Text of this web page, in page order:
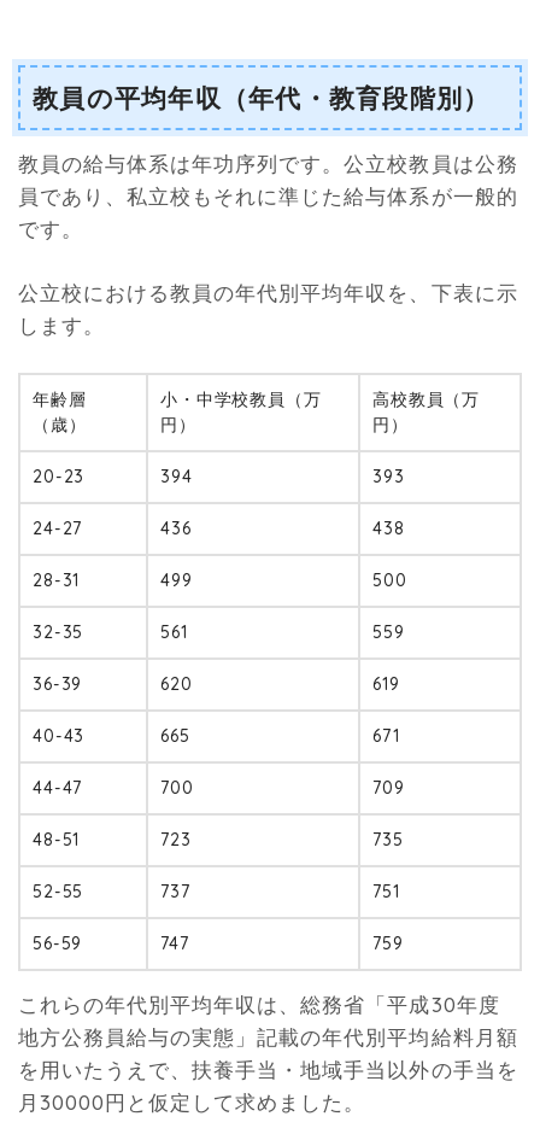
教員の平均年収（年代・教育段階別）
教員の給与体系は年功序列です。公立校教員は公務
員であり、私立校もそれに準じた給与体系が一般的
です。
公立校における教員の年代別平均年収を、下表に示
します。
年齢層
（歳）
小・中学校教員（万
円）
高校教員（万
円）
20-23 394 393
24-27 436 438
28-31 499 500
32-35 561 559
36-39 620 619
40-43 665 671
44-47 700 709
48-51 723 735
52-55 737 751
56-59 747 759
これらの年代別平均年収は、総務省「平成30年度
地方公務員給与の実態」記載の年代別平均給料月額
を用いたうえで、扶養手当・地域手当以外の手当を
月30000円と仮定して求めました。